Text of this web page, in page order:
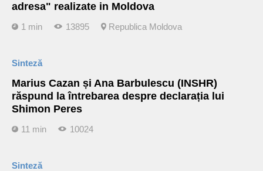
adresa" realizate in Moldova
1 min 13895 Republica Moldova
Sinteză
Marius Cazan și Ana Barbulescu (INSHR)
răspund la întrebarea despre declarația lui
Shimon Peres
11 min 10024
Sinteză